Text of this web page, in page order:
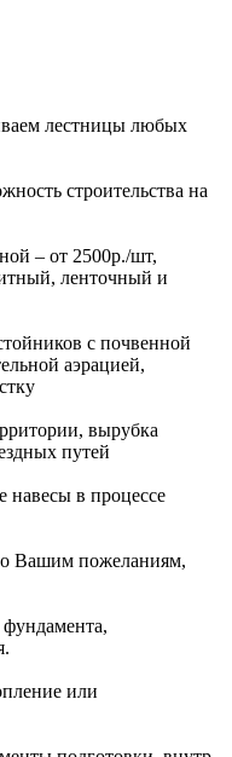
лестницы любых
строительства на
– от 2500р./шт,
ленточный и
с почвенной
аэрацией,
вырубка
путей
навесы в процессе
Вашим пожеланиям,
или